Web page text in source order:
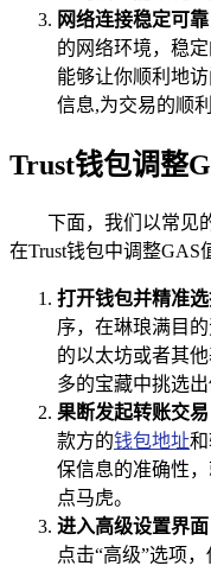
网络连接稳定可靠
的网络环境，稳
能够让你顺利地
信息,为交易的顺
Trust钱包调整
下面，我们以常见
在Trust钱包中调整GAS
打开钱包并精准
序，在琳琅满目
的以太坊或者其
多的宝藏中挑选
果断发起转账交易
款方的钱包地址
保信息的准确性
点马虎。
进入高级设置界面
点击“高级”选项